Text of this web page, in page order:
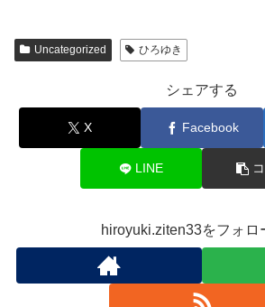
Uncategorized ひろゆき
シェアする
X Facebook
LINE
hiroyuki.ziten33をフォロ